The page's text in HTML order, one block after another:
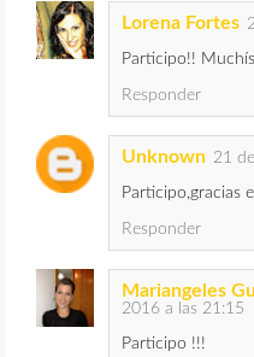
Lorena Fortes
Participo!!
Responder
Unknown 21
Participo,gracias
Responder
Mariangeles
2016 a las 21:15
Participo !!!